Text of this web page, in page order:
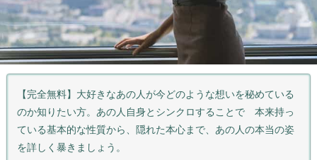
【完全無料】大好きなあの人が今どのような想いを秘めている
のか知りたい方。あの人自身とシンクロすることで 本来持っ
ている基本的な性質から、隠れた本心まで、あの人の本当の姿
を詳しく暴きましょう。